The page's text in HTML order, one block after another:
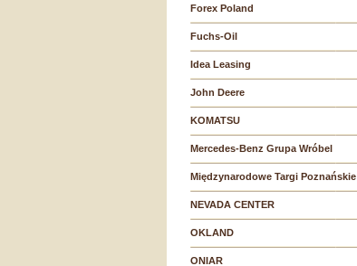
Forex Poland
Fuchs-Oil
Idea Leasing
John Deere
KOMATSU
Mercedes-Benz Grupa Wróbel
Międzynarodowe Targi Poznańskie
NEVADA CENTER
OKLAND
ONIAR